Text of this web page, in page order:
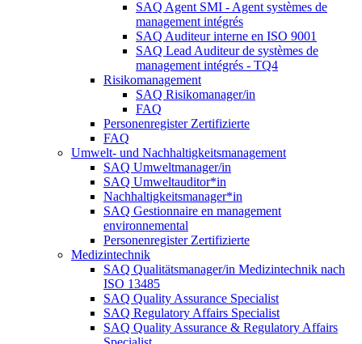
SAQ Agent SMI - Agent systèmes de
management intégrés
SAQ Auditeur interne en ISO 9001
SAQ Lead Auditeur de systèmes de
management intégrés - TQ4
Risikomanagement
SAQ Risikomanager/in
FAQ
Personenregister Zertifizierte
FAQ
Umwelt- und Nachhaltigkeitsmanagement
SAQ Umweltmanager/in
SAQ Umweltauditor*in
Nachhaltigkeitsmanager*in
SAQ Gestionnaire en management
environnemental
Personenregister Zertifizierte
Medizintechnik
SAQ Qualitätsmanager/in Medizintechnik nach
ISO 13485
SAQ Quality Assurance Specialist
SAQ Regulatory Affairs Specialist
SAQ Quality Assurance & Regulatory Affairs